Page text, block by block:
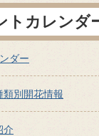
トカレンダ
ダー
類別開花情報
介